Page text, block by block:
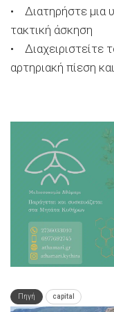
• Διατηρήστε μια
τακτική άσκηση
• Διαχειριστείτε
αρτηριακή πίεση
Πηγή capital